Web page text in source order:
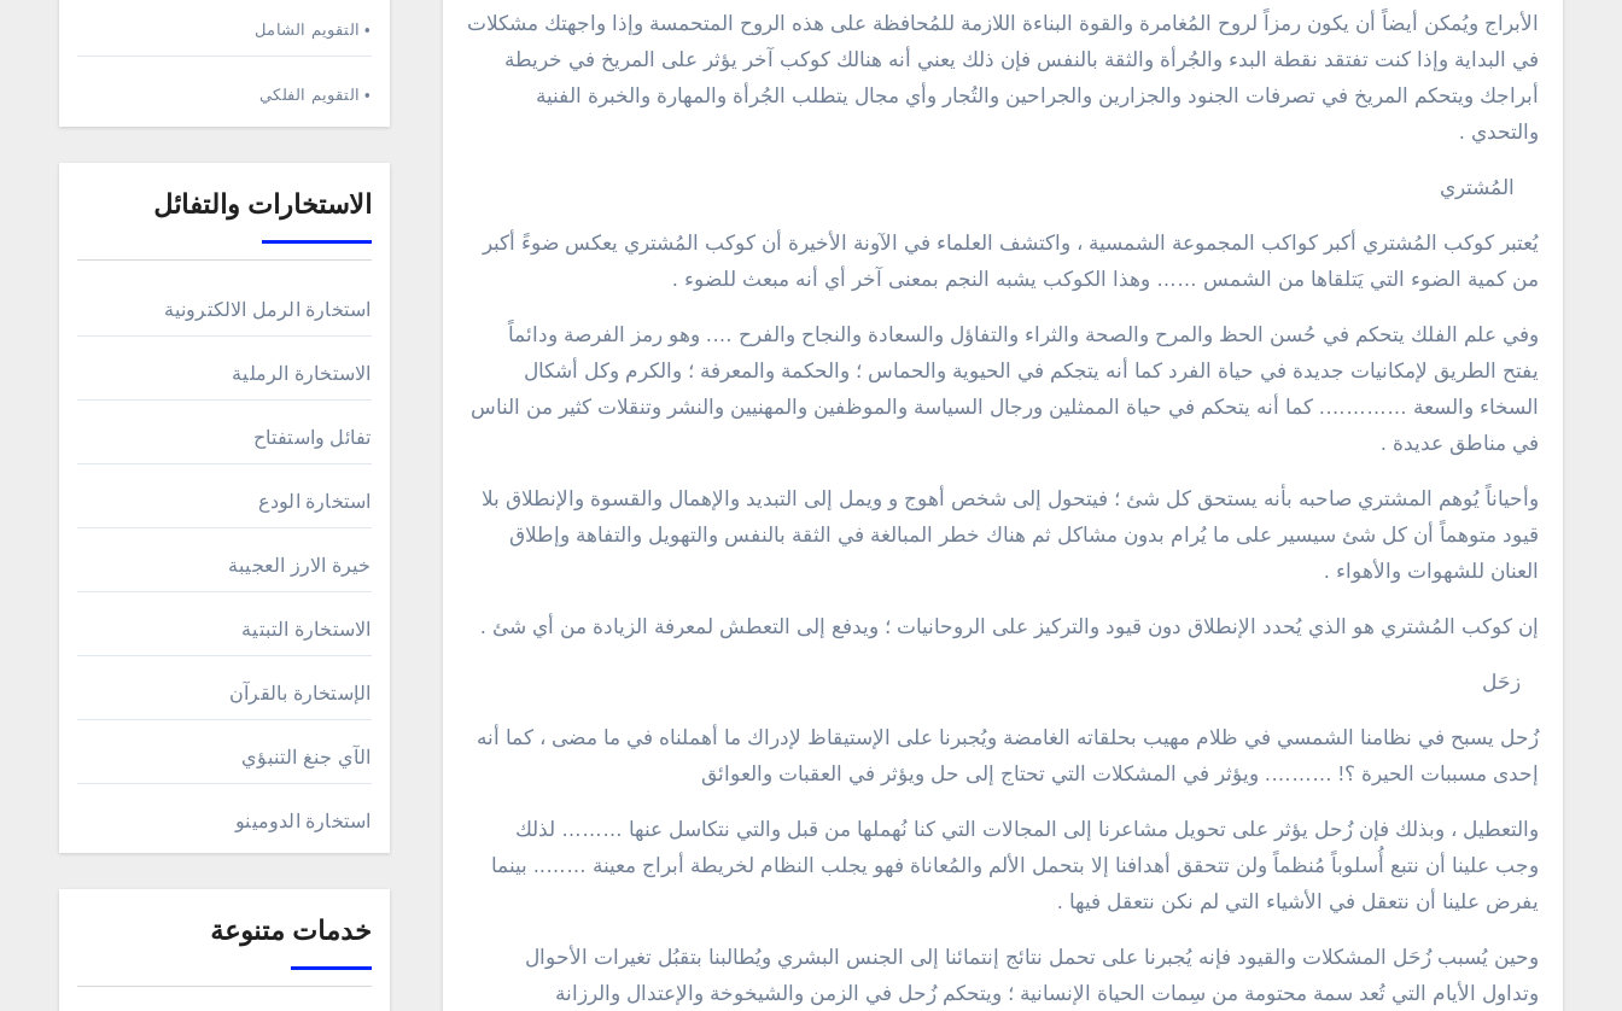
الأبراج ويُمكن أيضاً أن يكون رمزاً لروح المُغامرة والقوة البناءة اللازمة للمُحافظة على هذه الروح المتحمسة وإذا واجهتك مشكلات
في البداية وإذا كنت تفتقد نقطة البدء والجُرأة والثقة بالنفس فإن ذلك يعني أنه هنالك كوكب آخر يؤثر على المريخ في خريطة
أبراجك ويتحكم المريخ في تصرفات الجنود والجزارين والجراحين والتُجار وأي مجال يتطلب الجُرأة والمهارة والخبرة الفنية
والتحدي .
المُشتري
يُعتبر كوكب المُشتري أكبر كواكب المجموعة الشمسية ، واكتشف العلماء في الآونة الأخيرة أن كوكب المُشتري يعكس ضوءً أكبر
من كمية الضوء التي يَتلقاها من الشمس …… وهذا الكوكب يشبه النجم بمعنى آخر أي أنه مبعث للضوء .
وفي علم الفلك يتحكم في حُسن الحظ والمرح والصحة والثراء والتفاؤل والسعادة والنجاح والفرح …. وهو رمز الفرصة ودائماً
يفتح الطريق لإمكانيات جديدة في حياة الفرد كما أنه يتجكم في الحيوية والحماس ؛ والحكمة والمعرفة ؛ والكرم وكل أشكال
السخاء والسعة …………. كما أنه يتحكم في حياة الممثلين ورجال السياسة والموظفين والمهنيين والنشر وتنقلات كثير من الناس
في مناطق عديدة .
وأحياناً يُوهم المشتري صاحبه بأنه يستحق كل شئ ؛ فيتحول إلى شخص أهوج و ويمل إلى التبديد والإهمال والقسوة والإنطلاق بلا
قيود متوهماً أن كل شئ سيسير على ما يُرام بدون مشاكل ثم هناك خطر المبالغة في الثقة بالنفس والتهويل والتفاهة وإطلاق
العنان للشهوات والأهواء .
إن كوكب المُشتري هو الذي يُحدد الإنطلاق دون قيود والتركيز على الروحانيات ؛ ويدفع إلى التعطش لمعرفة الزيادة من أي شئ .
زحَل
زُحل يسبح في نظامنا الشمسي في ظلام مهيب بحلقاته الغامضة ويُجبرنا على الإستيقاظ لإدراك ما أهملناه في ما مضى ، كما أنه
إحدى مسببات الحيرة ؟! ………. ويؤثر في المشكلات التي تحتاج إلى حل ويؤثر في العقبات والعوائق
والتعطيل ، وبذلك فإن زُحل يؤثر على تحويل مشاعرنا إلى المجالات التي كنا نُهملها من قبل والتي نتكاسل عنها ……… لذلك
وجب علينا أن نتبع أُسلوباً مُنظماً ولن تتحقق أهدافنا إلا بتحمل الألم والمُعاناة فهو يجلب النظام لخريطة أبراج معينة …….. بينما
يفرض علينا أن نتعقل في الأشياء التي لم نكن نتعقل فيها .
وحين يُسبب زُحَل المشكلات والقيود فإنه يُجبرنا على تحمل نتائج إنتمائنا إلى الجنس البشري ويُطالبنا بتقبُل تغيرات الأحوال
وتداول الأيام التي تُعد سمة محتومة من سِمات الحياة الإنسانية ؛ ويتحكم زُحل في الزمن والشيخوخة والإعتدال والرزانة
• التقويم الشامل
• التقويم الفلكي
الاستخارات والتفائل
استخارة الرمل الالكترونية
الاستخارة الرملية
تفائل واستفتاح
استخارة الودع
خيرة الارز العجيبة
الاستخارة التبتية
الإستخارة بالقرآن
الآي جنغ التنبؤي
استخارة الدومينو
خدمات متنوعة